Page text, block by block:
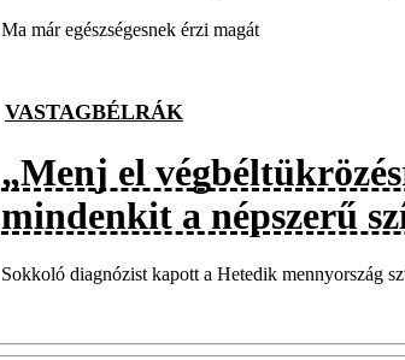
Ma már egészségesnek érzi magát
VASTAGBÉLRÁK
„Menj el
mindenkit a népszerű
Sokkoló diagnózist kapott a Hetedik mennyország